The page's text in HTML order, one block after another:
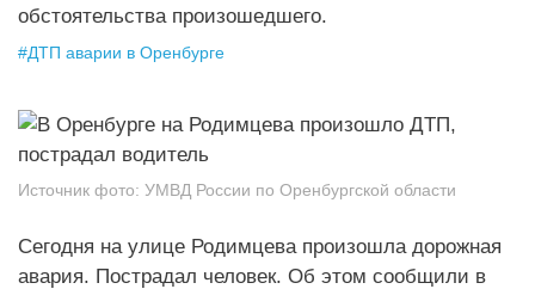
обстоятельства произошедшего.
#ДТП аварии в Оренбурге
Источник фото: УМВД России по Оренбургской области
Сегодня на улице Родимцева произошла дорожная
авария. Пострадал человек. Об этом сообщили в